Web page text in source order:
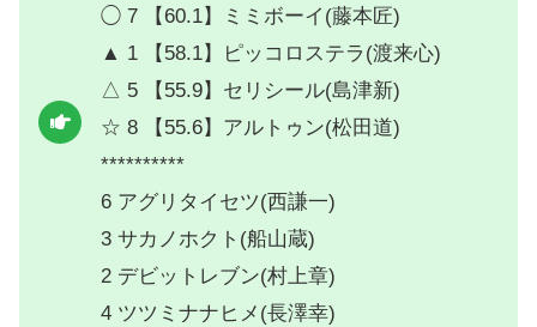
◯ 7 【60.1】ミミボーイ(藤本匠)
▲ 1 【58.1】ピッコロステラ(渡来心)
△ 5 【55.9】セリシール(島津新)
☆ 8 【55.6】アルトゥン(松田道)
**********
6 アグリタイセツ(西謙一)
3 サカノホクト(船山蔵)
2 デビットレブン(村上章)
4 ツツミナナヒメ(長澤幸)